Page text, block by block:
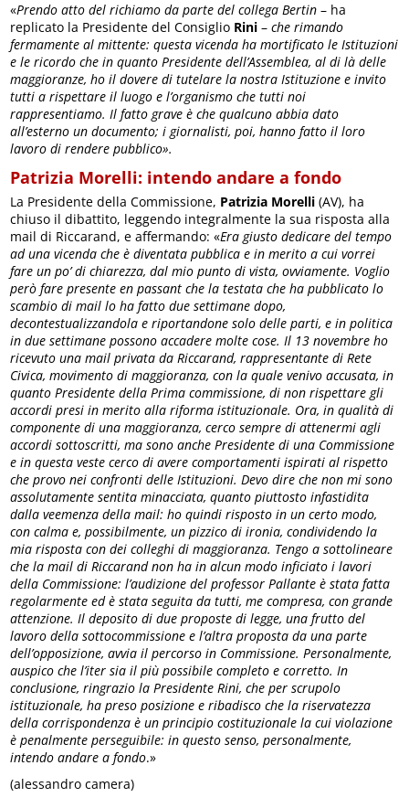
«Prendo atto del richiamo da parte del collega Bertin – ha
replicato la Presidente del Consiglio Rini –che rimando
fermamente al mittente: questa vicenda ha mortificato le Istituzioni
e le ricordo che in quanto Presidente dell’Assemblea, al di là delle
maggioranze, ho il dovere di tutelare la nostra Istituzione e invito
tutti a rispettare il luogo e l’organismo che tutti noi
rappresentiamo. Il fatto grave è che qualcuno abbia dato
all’esterno un documento; i giornalisti, poi, hanno fatto il loro
lavoro di rendere pubblico».
Patrizia Morelli: intendo andare a fondo
La Presidente della Commissione, Patrizia Morelli (AV), ha
chiuso il dibattito, leggendo integralmente la sua risposta alla
mail di Riccarand, e affermando: «Era giusto dedicare del tempo
ad una vicenda che è diventata pubblica e in merito a cui vorrei
fare un po’ di chiarezza, dal mio punto di vista, ovviamente. Voglio
però fare presente en passant che la testata che ha pubblicato lo
scambio di mail lo ha fatto due settimane dopo,
decontestualizzandola e riportandone solo delle parti, e in politica
in due settimane possono accadere molte cose. Il 13 novembre ho
ricevuto una mail privata da Riccarand, rappresentante di Rete
Civica, movimento di maggioranza, con la quale venivo accusata, in
quanto Presidente della Prima commissione, di non rispettare gli
accordi presi in merito alla riforma istituzionale. Ora, in qualità di
componente di una maggioranza, cerco sempre di attenermi agli
accordi sottoscritti, ma sono anche Presidente di una Commissione
e in questa veste cerco di avere comportamenti ispirati al rispetto
che provo nei confronti delle Istituzioni. Devo dire che non mi sono
assolutamente sentita minacciata, quanto piuttosto infastidita
dalla veemenza della mail: ho quindi risposto in un certo modo,
con calma e, possibilmente, un pizzico di ironia, condividendo la
mia risposta con dei colleghi di maggioranza. Tengo a sottolineare
che la mail di Riccarand non ha in alcun modo inficiato i lavori
della Commissione: l’audizione del professor Pallante è stata fatta
regolarmente ed è stata seguita da tutti, me compresa, con grande
attenzione. Il deposito di due proposte di legge, una frutto del
lavoro della sottocommissione e l’altra proposta da una parte
dell’opposizione, avvia il percorso in Commissione. Personalmente,
auspico che l’iter sia il più possibile completo e corretto. In
conclusione, ringrazio la Presidente Rini, che per scrupolo
istituzionale, ha preso posizione e ribadisco che la riservatezza
della corrispondenza è un principio costituzionale la cui violazione
è penalmente perseguibile: in questo senso, personalmente,
intendo andare a fondo.»
(alessandro camera)